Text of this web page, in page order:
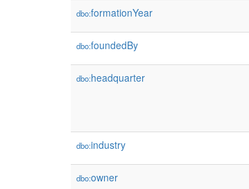
dbo:formationYear
dbo:foundedBy
dbo:headquarter
dbo:industry
dbo:owner